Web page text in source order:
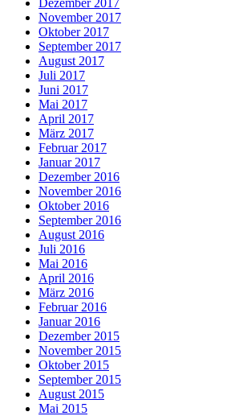
November 2017
Oktober 2017
September 2017
August 2017
Juli 2017
Juni 2017
Mai 2017
April 2017
März 2017
Februar 2017
Januar 2017
Dezember 2016
November 2016
Oktober 2016
September 2016
August 2016
Juli 2016
Mai 2016
April 2016
März 2016
Februar 2016
Januar 2016
Dezember 2015
November 2015
Oktober 2015
September 2015
August 2015
Mai 2015